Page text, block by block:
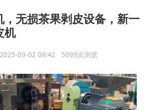
，无损茶果剥皮设备，新一
机
2025-09-02 09:42 5099次浏览